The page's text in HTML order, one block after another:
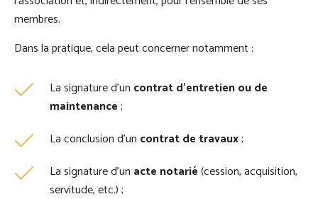
membres.
Dans la pratique, cela peut concerner notamment :
La signature d’un contrat d’entretien ou de
maintenance;
La conclusion d’un contrat de travaux;
La signature d’un acte notarié(cession, acquisition,
servitude, etc.) ;